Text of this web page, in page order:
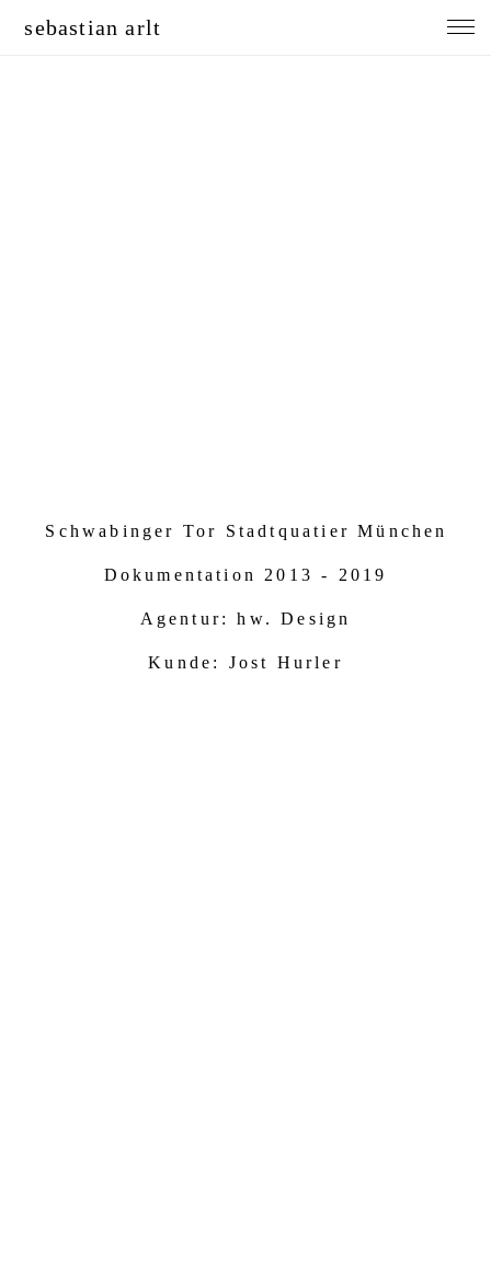
sebastian arlt
Schwabinger Tor Stadtquatier München
Dokumentation 2013 - 2019
Agentur: hw. Design
Kunde: Jost Hurler